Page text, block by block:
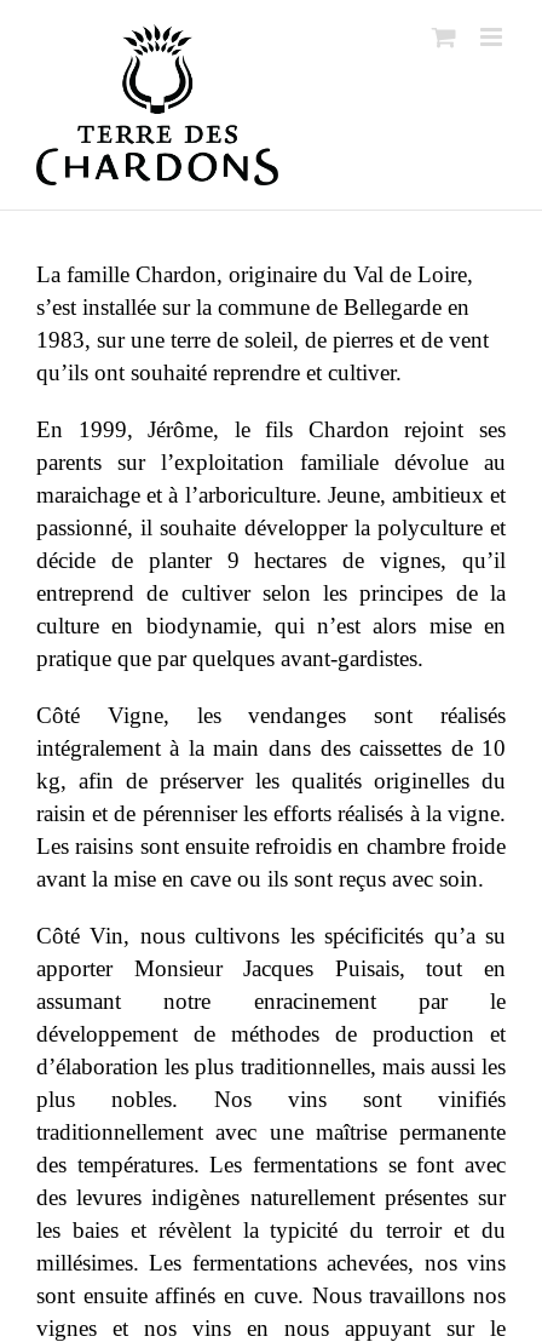
La famille Chardon, originaire du Val de Loire,
s’est installée sur la commune de Bellegarde en
1983, sur une terre de soleil, de pierres et de vent
qu’ils ont souhaité reprendre et cultiver.
En 1999, Jérôme, le fils Chardon rejoint ses
parents sur l’exploitation familiale dévolue au
maraichage et à l’arboriculture. Jeune, ambitieux et
passionné, il souhaite développer la polyculture et
décide de planter 9 hectares de vignes, qu’il
entreprend de cultiver selon les principes de la
culture en biodynamie, qui n’est alors mise en
pratique que par quelques avant-gardistes.
Côté Vigne, les vendanges sont réalisés
intégralement à la main dans des caissettes de 10
kg, afin de préserver les qualités originelles du
raisin et de pérenniser les efforts réalisés à la vigne.
Les raisins sont ensuite refroidis en chambre froide
avant la mise en cave ou ils sont reçus avec soin.
CôtéVin, nous cultivons les spécificités qu’a su
apporter Monsieur Jacques Puisais, tout en
assumant notre enracinement par le
développement de méthodes de production et
d’élaboration les plus traditionnelles, mais aussi les
plus nobles. Nos vins sont vinifiés
traditionnellement avec une maîtrise permanente
des températures. Les fermentations se font avec
des levures indigènes naturellement présentes sur
les baies et révèlent la typicité du terroir et du
millésimes. Les fermentations achevées, nos vins
sont ensuite affinés en cuve. Nous travaillons nos
vignes et nos vins en nous appuyant sur le